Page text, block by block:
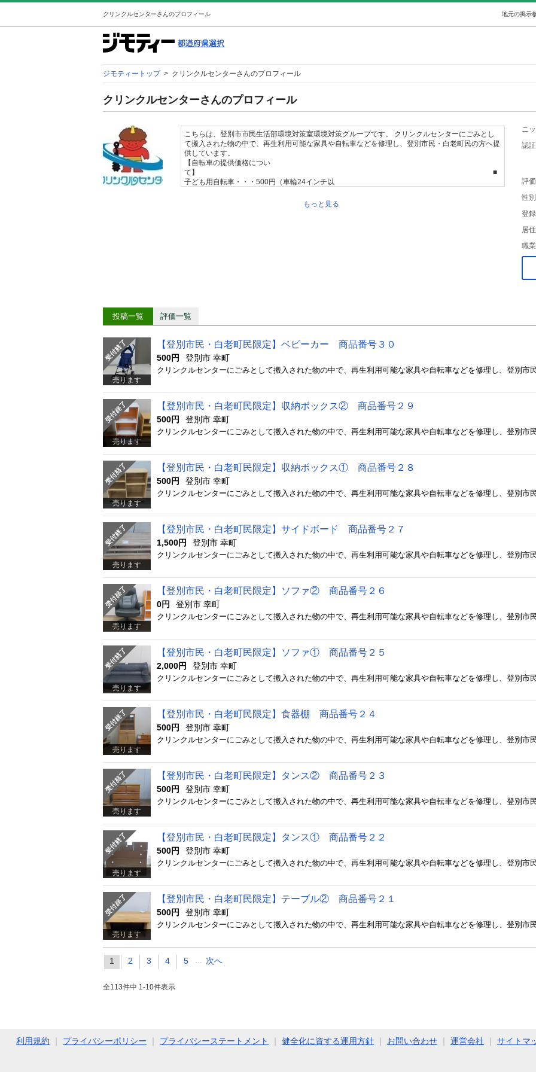
クリンクルセンターさんのプロフィール 地元の掲示
ジモティートップ > クリンクルセンターさんのプロフィール
クリンクルセンターさんのプロフィール
こちらは、登別市市民生活部環境対策室環境対策グループです。 クリンクルセンターにごみとし
て搬入された物の中で、再生利用可能な家具や自転車などを修理し、登別市民・白老町民の方へ提
供しています。
【自転車の提供価格につい
て】 ■
子ども用自転車・・・500円（車輪24インチ以
円（車輪25インチ以上及び折りたたみ自転車） 【家具類の提
もっと見る
ニ
認証
評価
性別
登
居
職業
投稿一覧 評価一覧
売ります
【登別市民・白老町民限定】ベビーカー 商品番号３０
500円 登別市 幸町
売ります
【登別市民・白老町民限定】収納ボックス② 商品番号２９
500円 登別市 幸町
売ります
【登別市民・白老町民限定】収納ボックス① 商品番号２８
500円 登別市 幸町
売ります
【登別市民・白老町民限定】サイドボード 商品番号２７
1,500円 登別市 幸町
売ります
【登別市民・白老町民限定】ソファ② 商品番号２６
0円 登別市 幸町
売ります
【登別市民・白老町民限定】ソファ① 商品番号２５
2,000円 登別市 幸町
売ります
【登別市民・白老町民限定】食器棚 商品番号２４
500円 登別市 幸町
売ります
【登別市民・白老町民限定】タンス② 商品番号２３
500円 登別市 幸町
売ります
【登別市民・白老町民限定】タンス① 商品番号２２
500円 登別市 幸町
売ります
【登別市民・白老町民限定】テーブル② 商品番号２１
500円 登別市 幸町
1 2 3 4 5 … 次へ
全113件中 1-10件表示
利用規約 プライバシーポリシー プライバシーステートメント 健全化に資する運用方針 お問い合わせ 運営会社 サイトマ